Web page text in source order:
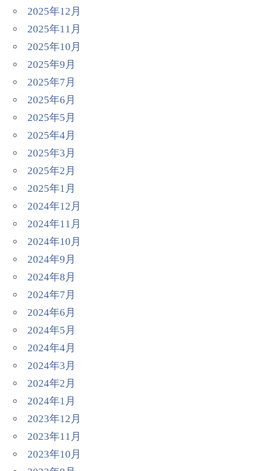
2025年12月
2025年11月
2025年10月
2025年9月
2025年7月
2025年6月
2025年5月
2025年4月
2025年3月
2025年2月
2025年1月
2024年12月
2024年11月
2024年10月
2024年9月
2024年8月
2024年7月
2024年6月
2024年5月
2024年4月
2024年3月
2024年2月
2024年1月
2023年12月
2023年11月
2023年10月